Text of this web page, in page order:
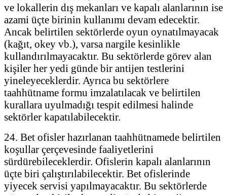
ve lokallerin dış mekanları ve kapalı alanlarının ise
azami üçte birinin kullanımı devam edecektir.
Ancak belirtilen sektörlerde oyun oynatılmayacak
(kağıt, okey vb.), varsa nargile kesinlikle
kullandırılmayacaktır. Bu sektörlerde görev alan
kişiler her yedi günde bir antijen testlerini
yineleyeceklerdir. Ayrıca bu sektörlere
taahhütname formu imzalatılacak ve belirtilen
kurallara uyulmadığı tespit edilmesi halinde
sektörler kapatılabilecektir.
24. Bet ofisler hazırlanan taahhütnamede belirtilen
koşullar çerçevesinde faaliyetlerini
sürdürebileceklerdir. Ofislerin kapalı alanlarının
üçte biri çalıştırılabilecektir. Bet ofislerinde
yiyecek servisi yapılmayacaktır. Bu sektörlerde